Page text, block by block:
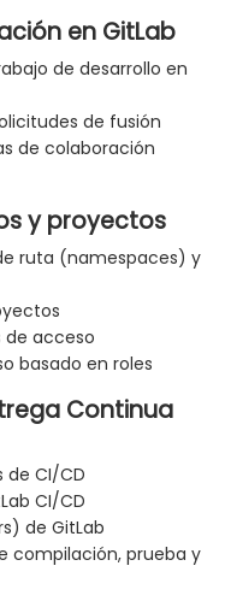
en GitLab
de desarrollo en
de fusión
de colaboración
y proyectos
ruta (namespaces) y
de acceso
basado en roles
Continua
de CI/CD
CI/CD
de GitLab
compilación, prueba y